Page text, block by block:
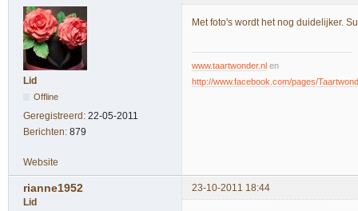
Lid
Offline
Geregistreerd: 22-05-2011
Berichten: 879
Met foto's wordt het nog duidelijker.
www.taartwonder.nl en
http://www.facebook.com/pages/
Website
rianne1952
23-10-2011 18:44
Lid